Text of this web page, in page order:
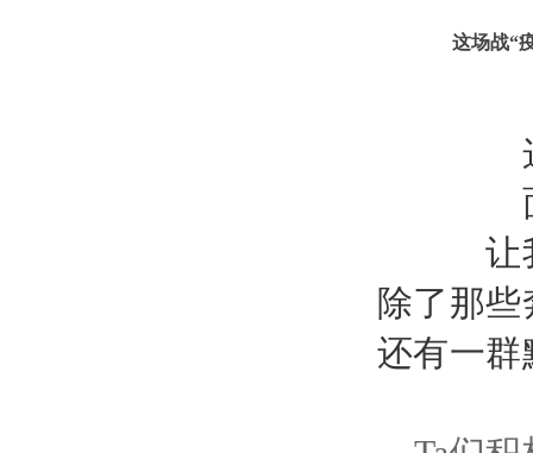
这场战“
让
除了那
还有一群